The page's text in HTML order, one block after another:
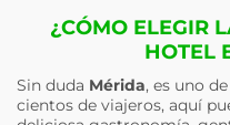
¿CÓMO ELEGIR
HOTEL
Sin duda Mérida, es uno
cientos de viajeros, aquí